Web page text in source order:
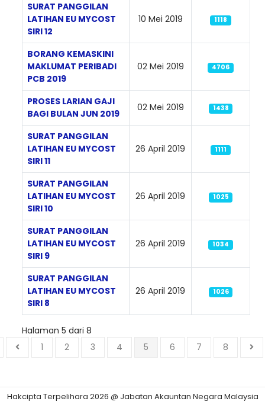
SURAT PANGGILAN
LATIHAN EU MYCOST
SIRI 12
10 Mei 2019 1118
BORANG KEMASKINI
MAKLUMAT PERIBADI
PCB 2019
02 Mei 2019 4706
PROSES LARIAN GAJI
BAGI BULAN JUN 2019
02 Mei 2019 1438
SURAT PANGGILAN
LATIHAN EU MYCOST
SIRI 11
26 April 2019 1111
SURAT PANGGILAN
LATIHAN EU MYCOST
SIRI 10
26 April 2019 1025
SURAT PANGGILAN
LATIHAN EU MYCOST
SIRI 9
26 April 2019 1034
SURAT PANGGILAN
LATIHAN EU MYCOST
SIRI 8
26 April 2019 1026
Halaman 5 dari 8
1
2 3 4 5 6 7 8
Hakcipta Terpelihara 2026 @ Jabatan Akauntan Negara Malaysia